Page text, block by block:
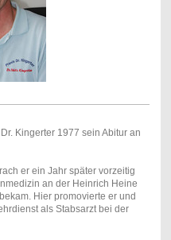
Kingerter 1977 sein Abitur an
er ein Jahr später vorzeitig
an der Heinrich Heine
Hier promovierte er und
als Stabsarzt bei der